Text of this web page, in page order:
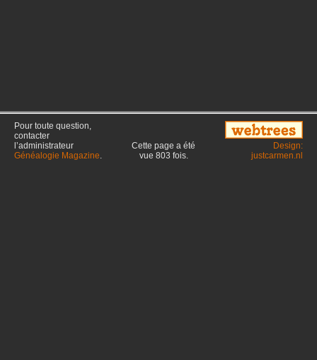
Pour toute question,
contacter
l’administrateur
Généalogie Magazine.
Cette page a été
vue 803 fois.
Design:
justcarmen.nl